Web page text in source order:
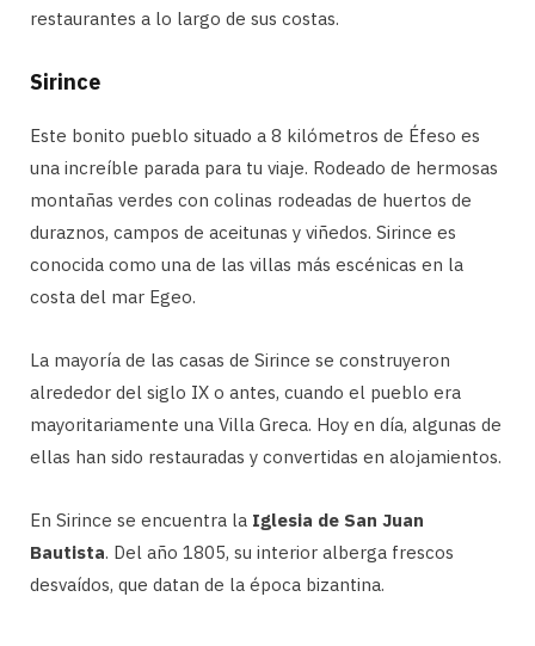
restaurantes a lo largo de sus costas.
Sirince
Este bonito pueblo situado a 8 kilómetros de Éfeso es
una increíble parada para tu viaje. Rodeado de hermosas
montañas verdes con colinas rodeadas de huertos de
duraznos, campos de aceitunas y viñedos. Sirince es
conocida como una de las villas más escénicas en la
costa del mar Egeo.
La mayoría de las casas de Sirince se construyeron
alrededor del siglo IX o antes, cuando el pueblo era
mayoritariamente una Villa Greca. Hoy en día, algunas de
ellas han sido restauradas y convertidas en alojamientos.
En Sirince se encuentra la Iglesia de San Juan
Bautista. Del año 1805, su interior alberga frescos
desvaídos, que datan de la época bizantina.